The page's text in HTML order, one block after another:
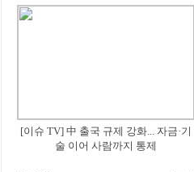
[이슈 TV] 中 출국 규제 강화... 자금·기
술 이어 사람까지 통제